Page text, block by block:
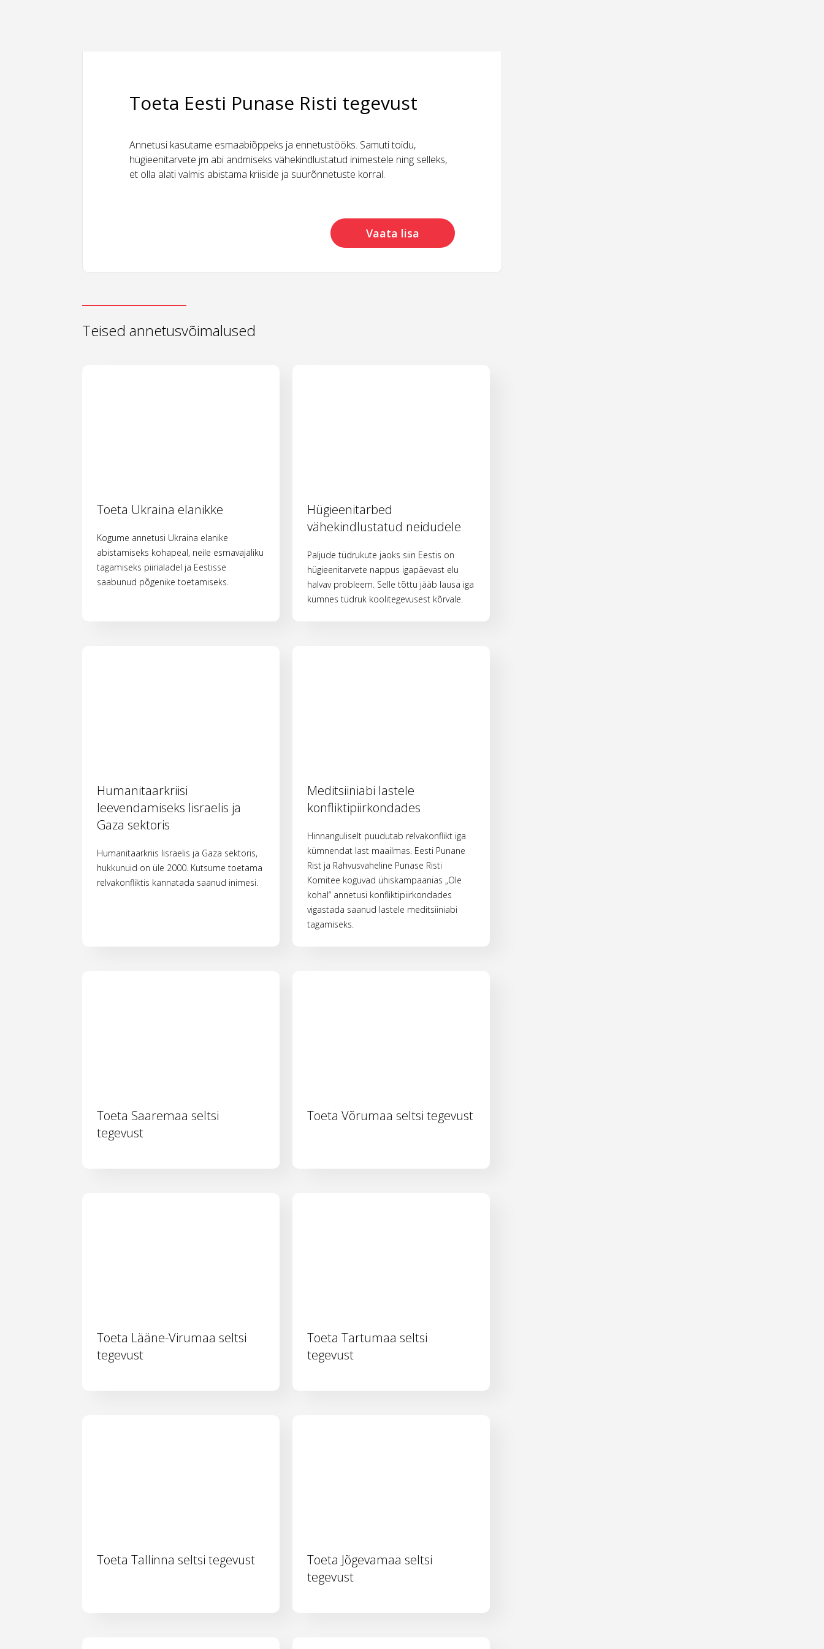
Toeta Eesti Punase Risti tegevust
Annetusi kasutame esmaabiõppeks ja ennetustööks. Samuti toidu,
hügieenitarvete jm abi andmiseks vähekindlustatud inimestele ning selleks,
et olla alati valmis abistama kriiside ja suurõnnetuste korral.
Vaata lisa
Teised annetusvõimalused
Toeta Ukraina elanikke
Kogume annetusi Ukraina elanike
abistamiseks kohapeal, neile esmavajaliku
tagamiseks piirialadel ja Eestisse
saabunud põgenike toetamiseks.
Hügieenitarbed
vähekindlustatud neidudele
Paljude tüdrukute jaoks siin Eestis on
hügieenitarvete nappus igapäevast elu
halvav probleem. Selle tõttu jääb lausa iga
kümnes tüdruk koolitegevusest kõrvale.
Humanitaarkriisi
leevendamiseks Iisraelis ja
Gaza sektoris
Humanitaarkriis Iisraelis ja Gaza sektoris,
hukkunuid on üle 2000. Kutsume toetama
relvakonfliktis kannatada saanud inimesi.
Meditsiiniabi lastele
konfliktipiirkondades
Hinnanguliselt puudutab relvakonflikt iga
kümnendat last maailmas. Eesti Punane
Rist ja Rahvusvaheline Punase Risti
Komitee koguvad ühiskampaanias „Ole
kohal“ annetusi konfliktipiirkondades
vigastada saanud lastele meditsiiniabi
tagamiseks.
Toeta Saaremaa seltsi
tegevust
Toeta Võrumaa seltsi tegevust
Toeta Lääne-Virumaa seltsi
tegevust
Toeta Tartumaa seltsi
tegevust
Toeta Tallinna seltsi tegevust
Toeta Jõgevamaa seltsi
tegevust